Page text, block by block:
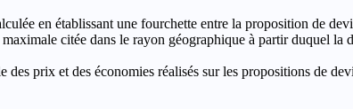
en établissant une fourchette entre la proposition de
citée dans le rayon géographique à partir duquel la
et des économies réalisés sur les propositions de